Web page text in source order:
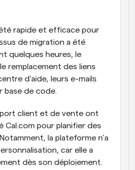
été rapide et efficace pour
de migration a été
quelques heures, le
remplacement des liens
d'aide, leurs e-mails
base de code.
client et de vente ont
pour planifier des
la plateforme n'a
car elle a
dès son déploiement.